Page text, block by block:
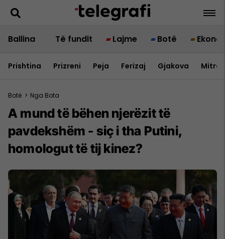
Ballina Të fundit Lajme Botë
Prishtina Prizreni Peja Ferizaj Gjakova
Botë > Nga Bota
A mund të bëhen njerëzit të
pavdekshëm - siç i tha Putini,
homologut të tij kinez?